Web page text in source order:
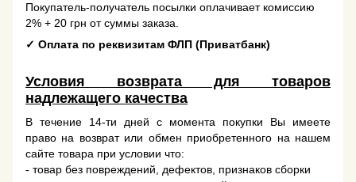
Покупатель-получатель посылки оплачивает комиссию
2% + 20 грн от суммы заказа.
✓ Оплата по реквизитам ФЛП (Приватбанк)
Условия возврата для товаров
надлежащего качества
В течение 14-ти дней с момента покупки Вы имеете
право на возврат или обмен приобретенного на нашем
сайте товара при условии что:
- товар без повреждений, дефектов, признаков сборки